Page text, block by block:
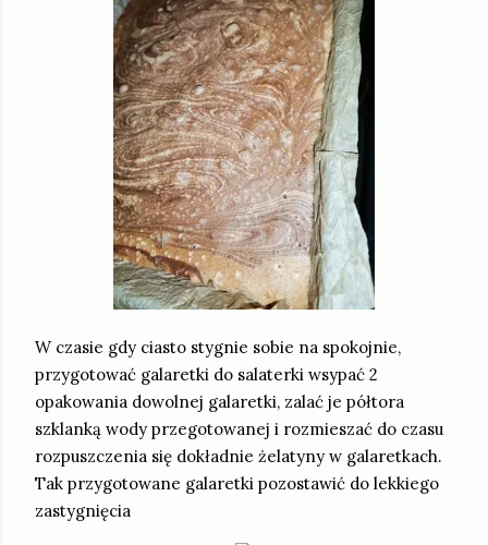
W czasie gdy ciasto stygnie sobie na spokojnie,
przygotować galaretki do salaterki wsypać 2
opakowania dowolnej galaretki, zalać je półtora
szklanką wody przegotowanej i rozmieszać do czasu
rozpuszczenia się dokładnie żelatyny w galaretkach.
Tak przygotowane galaretki pozostawić do lekkiego
zastygnięcia